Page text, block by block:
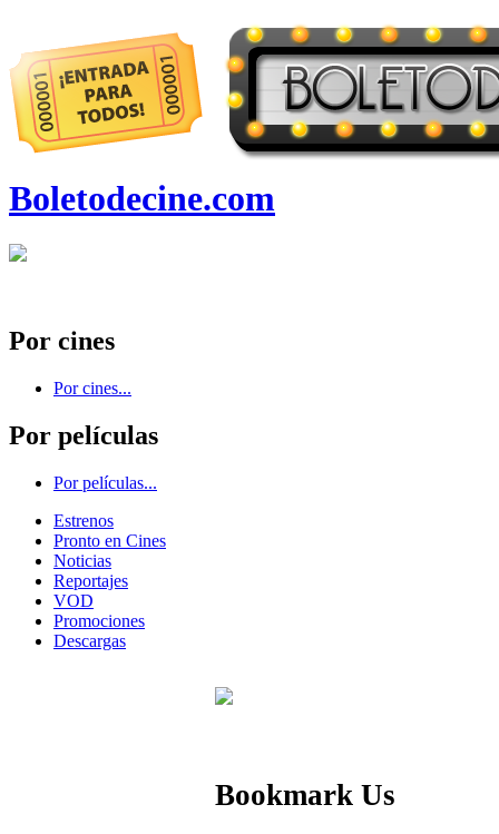
Boletodecine.com
Por cines
Por cines...
Por películas
Por películas...
Estrenos
Pronto en Cines
Noticias
Reportajes
VOD
Promociones
Descargas
Bookmark Us